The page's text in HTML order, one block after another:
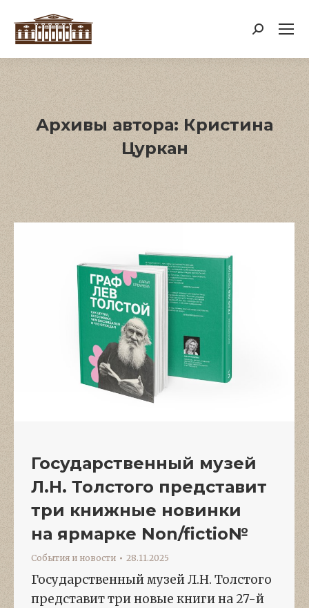
Поиск:
Архивы автора: Кристина
Цуркан
Государственный музей
Л.Н. Толстого представит
три книжные новинки
на ярмарке Non/fictio№
События и новости 28.11.2025
Государственный музей Л.Н. Толстого
представит три новые книги на 27-й